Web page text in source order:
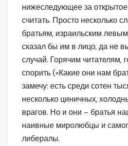
нижеследующее за
считать. Просто несколько
братьям, израильским
сказал бы им в лицо, да не
случай. Горячим читателям,
спорить («Какие они нам
замечу: есть среди сотен
несколько циничных,
врагов. Но и они – братья
наивные миролюбцы и
либералы.